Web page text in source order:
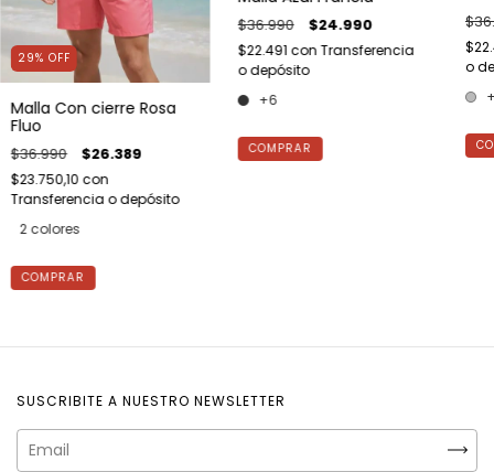
29% OFF
Malla Con cierre Rosa
Fluo
$36.990 $26.389
$23.750,10 con
Transferencia o depósito
2 colores
COMPRAR
$36.990 $24.990
$22.491 con Transferencia
o depósito
+6
COMPRAR
o
SUSCRIBITE A NUESTRO NEWSLETTER